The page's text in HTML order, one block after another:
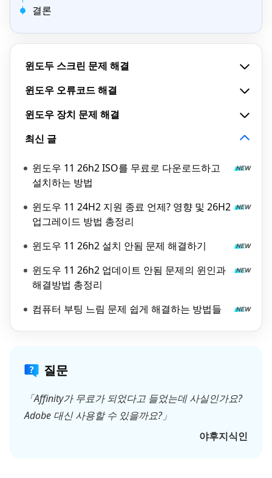
결론
윈도두 스크린 문제 해결
윈도우 오류코드 해결
윈도우 장치 문제 해결
최신 글
윈도우 11 26h2 ISO를 무료로 다운로드하고
설치하는 방법
윈도우 11 24H2 지원 종료 언제? 영향 및 26H2
업그레이드 방법 총정리
윈도우 11 26h2 설치 안됨 문제 해결하기
윈도우 11 26h2 업데이트 안됨 문제의 윈인과
해결방법 총정리
컴퓨터 부팅 느림 문제 쉽게 해결하는 방법들
질문
「Affinity가 무료가 되었다고 들었는데 사실인가요?
Adobe 대신 사용할 수 있을까요?」
야후지식인